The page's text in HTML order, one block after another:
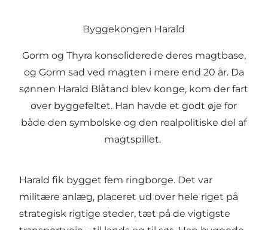
Byggekongen Harald
Gorm og Thyra konsoliderede deres magtbase,
og Gorm sad ved magten i mere end 20 år. Da
sønnen Harald Blåtand blev konge, kom der fart
over byggefeltet. Han havde et godt øje for
både den symbolske og den realpolitiske del af
magtspillet.
Harald fik bygget fem ringborge. Det var
militære anlæg, placeret ud over hele riget på
strategisk rigtige steder, tæt på de vigtigste